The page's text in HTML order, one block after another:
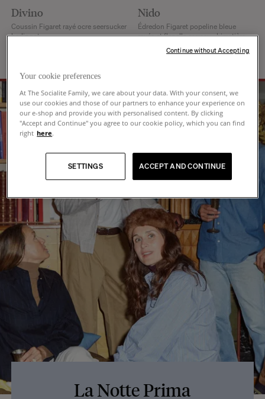
Divino
Coussin Figaret rayé ocre seersucker
berlingot
La Notte Prima
Nido
+ 2
Édredon Figaret popeline bleue
rayée et flanelle carreaux bimatière
Your cookie preferences
At The Socialite Family, we care about your data. With your consent, we
use our cookies and those of our partners to enhance your experience on
our e-shop and provide you with personalised content. By clicking
"Accept and Continue" you agree to our cookie policy, which you can find
right here.
ACCEPT AND CONTINUE
SETTINGS
Continue without Accepting